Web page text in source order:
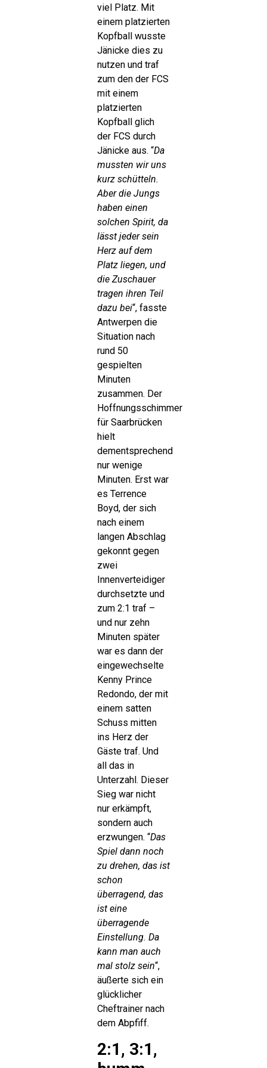
viel Platz. Mit
einem platzierten
Kopfball wusste
Jänicke dies zu
nutzen und traf
zum den der FCS
mit einem
platzierten
Kopfball glich
der FCS durch
Jänicke aus. “Da
mussten wir uns
kurz schütteln.
Aber die Jungs
haben einen
solchen Spirit, da
lässt jeder sein
Herz auf dem
Platz liegen, und
die Zuschauer
tragen ihren Teil
dazu bei“, fasste
Antwerpen die
Situation nach
rund 50
gespielten
Minuten
zusammen. Der
Hoffnungsschimmer
für Saarbrücken
hielt
dementsprechend
nur wenige
Minuten. Erst war
es Terrence
Boyd, der sich
nach einem
langen Abschlag
gekonnt gegen
zwei
Innenverteidiger
durchsetzte und
zum 2:1 traf –
und nur zehn
Minuten später
war es dann der
eingewechselte
Kenny Prince
Redondo, der mit
einem satten
Schuss mitten
ins Herz der
Gäste traf. Und
all das in
Unterzahl. Dieser
Sieg war nicht
nur erkämpft,
sondern auch
erzwungen. “Das
Spiel dann noch
zu drehen, das ist
schon
überragend, das
ist eine
überragende
Einstellung. Da
kann man auch
mal stolz sein“,
äußerte sich ein
glücklicher
Cheftrainer nach
dem Abpfiff.
2:1, 3:1,